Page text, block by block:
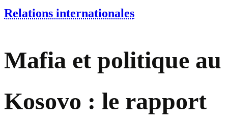
Relations internationales
Mafia et politique au
Kosovo : le rapport